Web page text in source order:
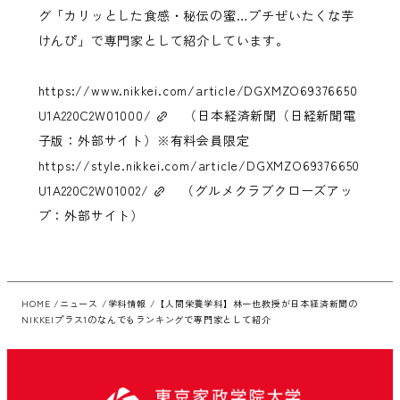
グ「カリッとした食感・秘伝の蜜…プチぜいたくな芋
けんぴ」で専門家として紹介しています。
https://www.nikkei.com/article/DGXMZO69376650
U1A220C2W01000/
（日本経済新聞（日経新聞電
子版：外部サイト）※有料会員限定
https://style.nikkei.com/article/DGXMZO69376650
U1A220C2W01002/
（グルメクラブクローズアッ
プ：外部サイト）
HOME ニュース 学科情報
【人間栄養学科】林一也教授が日本経済新聞の
NIKKEIプラス1のなんでもランキングで専門家として紹介